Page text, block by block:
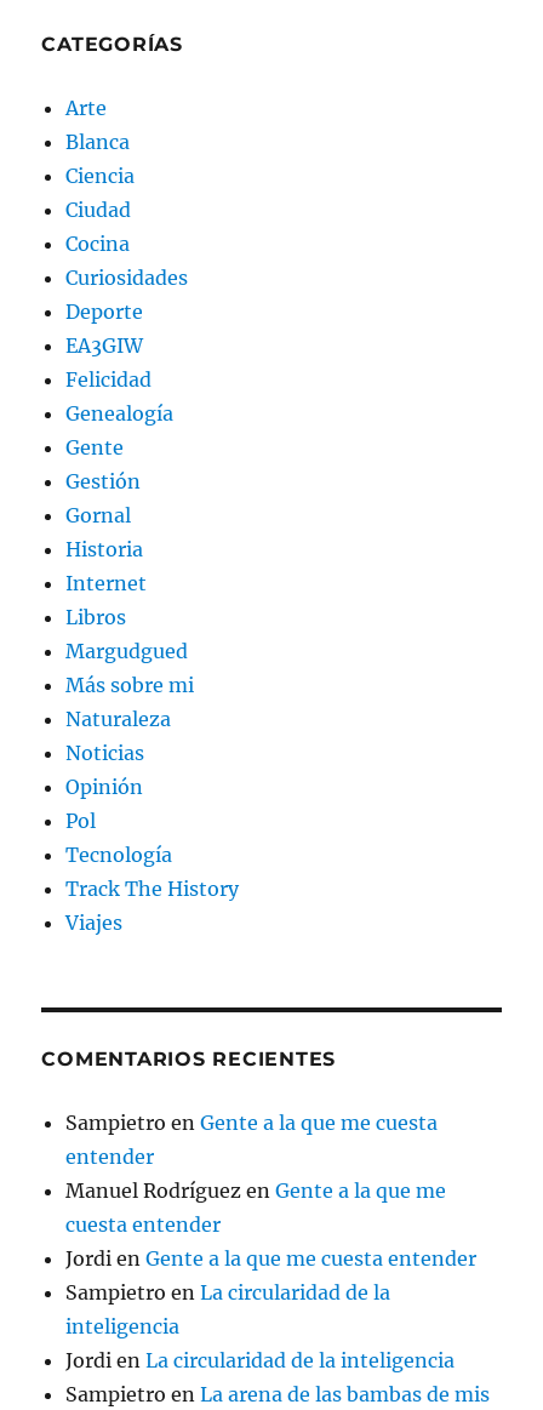
CATEGORÍAS
Arte
Blanca
Ciencia
Ciudad
Cocina
Curiosidades
Deporte
EA3GIW
Felicidad
Genealogía
Gente
Gestión
Gornal
Historia
Internet
Libros
Margudgued
Más sobre mi
Naturaleza
Noticias
Opinión
Pol
Tecnología
Track The History
Viajes
COMENTARIOS RECIENTES
Sampietro enGente a la que me cuesta
entender
Manuel Rodríguez enGente a la que me
cuesta entender
Jordi enGente a la que me cuesta entender
Sampietro enLa circularidad de la
inteligencia
Jordi enLa circularidad de la inteligencia
Sampietro enLa arena de las bambas de mis